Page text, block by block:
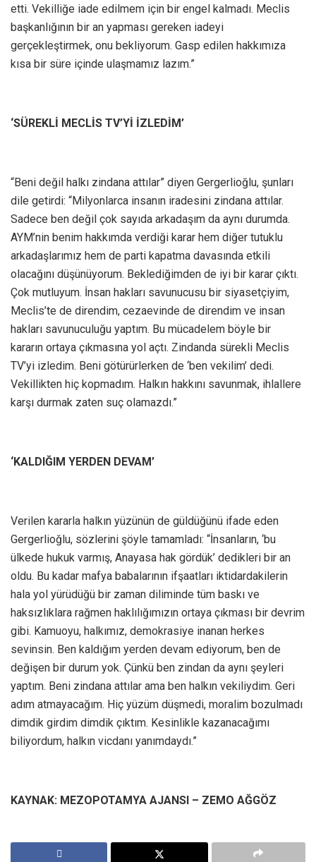
etti. Vekilliğe iade edilmem için bir engel kalmadı. Meclis
başkanlığının bir an yapması gereken iadeyi
gerçekleştirmek, onu bekliyorum. Gasp edilen hakkımıza
kısa bir süre içinde ulaşmamız lazım.”
‘SÜREKLİ MECLİS TV’Yİ İZLEDİM’
“Beni değil halkı zindana attılar” diyen Gergerlioğlu, şunları
dile getirdi: “Milyonlarca insanın iradesini zindana attılar.
Sadece ben değil çok sayıda arkadaşım da aynı durumda.
AYM’nin benim hakkımda verdiği karar hem diğer tutuklu
arkadaşlarımız hem de parti kapatma davasında etkili
olacağını düşünüyorum. Beklediğimden de iyi bir karar çıktı.
Çok mutluyum. İnsan hakları savunucusu bir siyasetçiyim,
Meclis’te de direndim, cezaevinde de direndim ve insan
hakları savunuculuğu yaptım. Bu mücadelem böyle bir
kararın ortaya çıkmasına yol açtı. Zindanda sürekli Meclis
TV’yi izledim. Beni götürürlerken de ‘ben vekilim’ dedi.
Vekillikten hiç kopmadım. Halkın hakkını savunmak, ihlallere
karşı durmak zaten suç olamazdı.”
‘KALDIĞIM YERDEN DEVAM’
Verilen kararla halkın yüzünün de güldüğünü ifade eden
Gergerlioğlu, sözlerini şöyle tamamladı: “İnsanların, ‘bu
ülkede hukuk varmış, Anayasa hak gördük’ dedikleri bir an
oldu. Bu kadar mafya babalarının ifşaatları iktidardakilerin
hala yol yürüdüğü bir zaman diliminde tüm baskı ve
haksızlıklara rağmen haklılığımızın ortaya çıkması bir devrim
gibi. Kamuoyu, halkımız, demokrasiye inanan herkes
sevinsin. Ben kaldığım yerden devam ediyorum, ben de
değişen bir durum yok. Çünkü ben zindan da aynı şeyleri
yaptım. Beni zindana attılar ama ben halkın vekiliydim. Geri
adım atmayacağım. Hiç yüzüm düşmedi, moralim bozulmadı
dimdik girdim dimdik çıktım. Kesinlikle kazanacağımı
biliyordum, halkın vicdanı yanımdaydı.”
KAYNAK: MEZOPOTAMYA AJANSI – ZEMO AĞGÖZ